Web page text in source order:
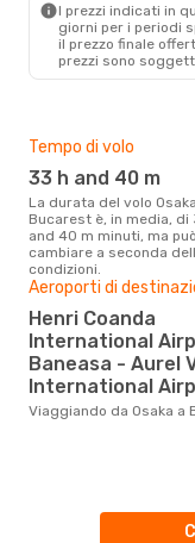
I prezzi indicati in
giorni per i periodi
il ​​prezzo finale
prezzi sono
Tempo di volo
33 h and 40 m
La durata del volo Osaka
Bucarest è, in media, di
and 40 m minuti, ma può
cambiare a seconda
condizioni.
Aeroporti di
Henri Coanda
International
Baneasa - Aurel
International
Viaggiando da Osaka a